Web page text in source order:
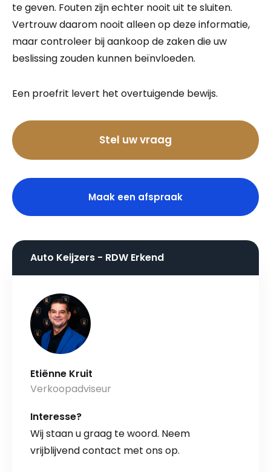
te geven. Fouten zijn echter nooit uit te sluiten.
Vertrouw daarom nooit alleen op deze informatie,
maar controleer bij aankoop de zaken die uw
beslissing zouden kunnen beïnvloeden.
Een proefrit levert het overtuigende bewijs.
Stel uw vraag
Maak een afspraak
Auto Keijzers - RDW Erkend
Etiënne Kruit
Verkoopadviseur
Interesse?
Wij staan u graag te woord. Neem
vrijblijvend contact met ons op.